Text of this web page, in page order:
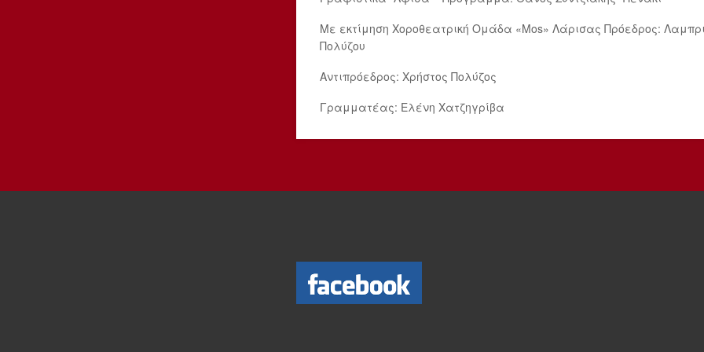
Με εκτίμηση Χοροθεατρική Ομάδα «Μos» Λάρισας Πρόεδρος:
Πολύζου
Αντιπρόεδρος: Χρήστος Πολύζος
Γραμματέας: Ελένη Χατζηγρίβα